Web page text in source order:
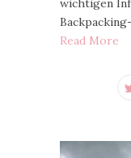
wichtigen
Read More